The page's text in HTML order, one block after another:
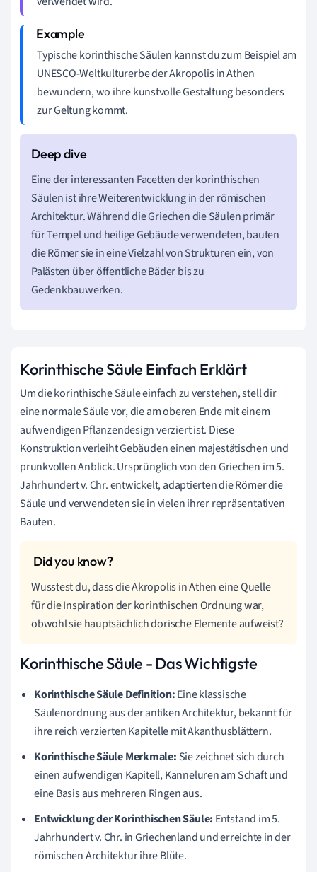
Typische korinthische Säulen kannst du zum Beispiel am
UNESCO-Weltkulturerbe der Akropolis in Athen
bewundern, wo ihre kunstvolle Gestaltung besonders
zur Geltung kommt.
Eine der interessanten Facetten der korinthischen
Säulen ist ihre Weiterentwicklung in der römischen
Architektur. Während die Griechen die Säulen primär
für Tempel und heilige Gebäude verwendeten, bauten
die Römer sie in eine Vielzahl von Strukturen ein, von
Palästen über öffentliche Bäder bis zu
Gedenkbauwerken.
Korinthische Säule Einfach Erklärt
Um die korinthische Säule einfach zu verstehen, stell dir
eine normale Säule vor, die am oberen Ende mit einem
aufwendigen Pflanzendesign verziert ist. Diese
Konstruktion verleiht Gebäuden einen majestätischen und
prunkvollen Anblick. Ursprünglich von den Griechen im 5.
Jahrhundert v. Chr. entwickelt, adaptierten die Römer die
Säule und verwendeten sie in vielen ihrer repräsentativen
Bauten.
Wusstest du, dass die Akropolis in Athen eine Quelle
für die Inspiration der korinthischen Ordnung war,
obwohl sie hauptsächlich dorische Elemente aufweist?
Korinthische Säule - Das Wichtigste
Korinthische Säule Definition:Eine klassische
Säulenordnung aus der antiken Architektur, bekannt für
ihre reich verzierten Kapitelle mit Akanthusblättern.
Korinthische Säule Merkmale: Sie zeichnet sich durch
einen aufwendigen Kapitell, Kanneluren am Schaft und
eine Basis aus mehreren Ringen aus.
Entwicklung der Korinthischen Säule: Entstand im 5.
Jahrhundert v. Chr. in Griechenland und erreichte in der
römischen Architektur ihre Blüte.